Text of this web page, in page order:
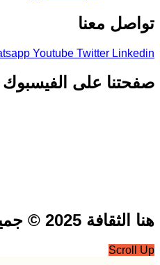
معنا
Whatsapp Youtube Twitter
على الفيسبوك
2025 © جميع الحقوق محفوظة